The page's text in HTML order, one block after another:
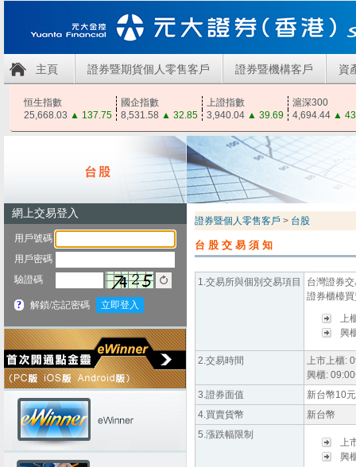
主頁 證券暨期貨個人零售客戶 證券暨機構客戶 資
恒生指數 國企指數 上證指數
滬深300
25,668.03 ▲ 137.75 8,531.58 ▲ 32.85 3,940.04 ▲ 39.69 4,694.44 ▲
證券暨個人零售客戶 > 台股
台股交易須知
1.交易所與個別交易項目
台灣證券
證券櫃檯
上
興
2.交易時間
上市上櫃:
興櫃:
3.證券面值
新台幣10元
4.買賣貨幣
新台幣
5.漲跌幅限制
上
興